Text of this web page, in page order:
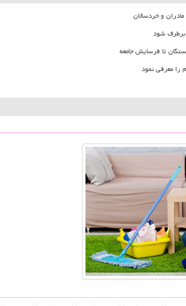
و خردسالان
برطرف شود
تا فرسایش جامعه
را معرفی نمود